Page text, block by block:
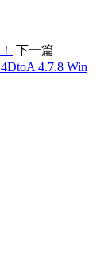
下一篇
4.7.8 Win